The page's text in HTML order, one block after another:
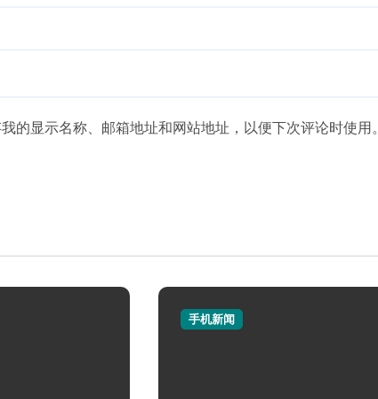
的显示名称、邮箱地址和网站地址，以便下次评论时使用。
手机新闻